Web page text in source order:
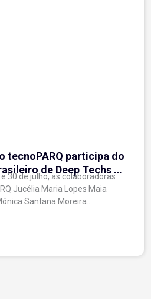
tecnoPARQ participa do
de Deep Techs e
debates sobre
inovação científica
e 30 de julho, as colaboradoras
Jucélia Maria Lopes Maia
Santana Moreira